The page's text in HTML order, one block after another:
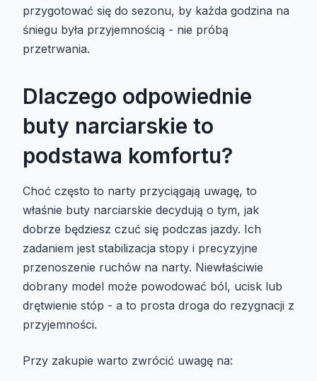
przygotować się do sezonu, by każda godzina na
śniegu była przyjemnością - nie próbą
przetrwania.
Dlaczego odpowiednie
buty narciarskie to
podstawa komfortu?
Choć często to narty przyciągają uwagę, to
właśnie buty narciarskie decydują o tym, jak
dobrze będziesz czuć się podczas jazdy. Ich
zadaniem jest stabilizacja stopy i precyzyjne
przenoszenie ruchów na narty. Niewłaściwie
dobrany model może powodować ból, ucisk lub
drętwienie stóp - a to prosta droga do rezygnacji z
przyjemności.
Przy zakupie warto zwrócić uwagę na: